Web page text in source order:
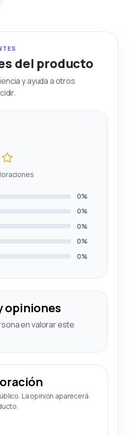
del producto
y ayuda a otros
0%
0%
0%
0%
0%
opiniones
en valorar este
La opinión aparecerá